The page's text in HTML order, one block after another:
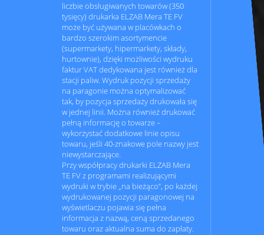
liczbie obsługiwanych towarów (350
tysięcy) drukarka ELZAB Mera TE FV
może być używana w placówkach o
bardzo szerokim asortymencie
(supermarkety, hipermarkety, składy,
hurtownie), dzięki możliwości wydruku
faktur VAT dedykowana jest również dla
stacji paliw. Wydruk pozycji sprzedaży
na paragonie można optymalizować
tak, by pozycja sprzedaży drukowała się
w jednej linii. Można również drukować
pełną informację o towarze –
wykorzystać dodatkowe linie opisu
towaru, jeśli 40-znakowe pole nazwy jest
niewystarczające.
Przy współpracy drukarki ELZAB Mera
TE FV z programami realizującymi
wydruki w trybie „na bieżąco”, po każdej
wydrukowanej pozycji paragonowej na
wyświetlaczu pojawia się pełna
informacja z nazwą, ceną sprzedanego
towaru oraz aktualna suma do zapłaty.